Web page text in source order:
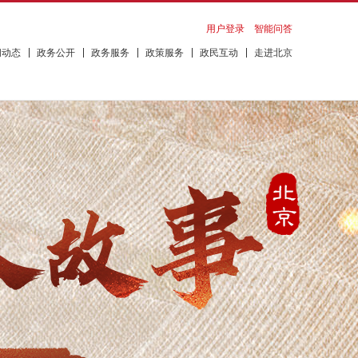
态 政务公开 政务服务 政策服务 政民互动 走进北京
用户登录 智能问答